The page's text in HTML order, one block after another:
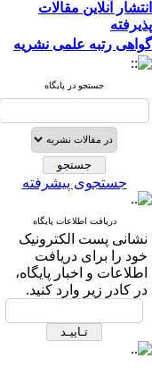
انتشار آنلاین مقالات
پذیرفته
گواهی رتبه علمی نشریه
جستجو در پایگاه
جستجوی پیشرفته
دریافت اطلاعات پایگاه
نشانی پست الکترونیک
خود را برای دریافت
اطلاعات و اخبار پایگاه،
در کادر زیر وارد کنید.